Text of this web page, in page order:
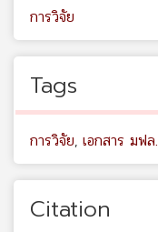
การวิจัย
Tags
การวิจัย, เอกสาร มฟล.
Citation